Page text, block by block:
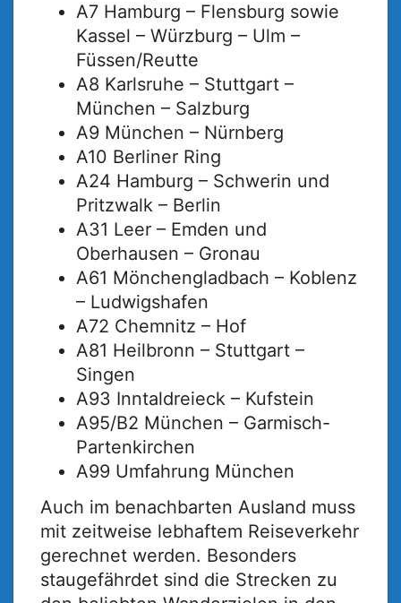
A7 Hamburg – Flensburg sowie
Kassel – Würzburg – Ulm –
Füssen/Reutte
A8 Karlsruhe – Stuttgart –
München – Salzburg
A9 München – Nürnberg
A10 Berliner Ring
A24 Hamburg – Schwerin und
Pritzwalk – Berlin
A31 Leer – Emden und
Oberhausen – Gronau
A61 Mönchengladbach – Koblenz
– Ludwigshafen
A72 Chemnitz – Hof
A81 Heilbronn – Stuttgart –
Singen
A93 Inntaldreieck – Kufstein
A95/B2 München – Garmisch-
Partenkirchen
A99 Umfahrung München
Auch im benachbarten Ausland muss
mit zeitweise lebhaftem Reiseverkehr
gerechnet werden. Besonders
staugefährdet sind die Strecken zu